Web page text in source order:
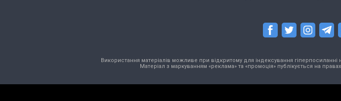
Використання матеріалів можливе при відкритому для індексування гіперпосиланні
Матеріал з маркуванням «реклама» та «промоція» публікується на